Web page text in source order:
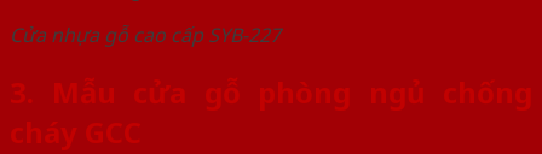
Cửa nhựa gỗ cao cấp SYB-227
3. Mẫu cửa gỗ phòng ngủ chống
cháy GCC